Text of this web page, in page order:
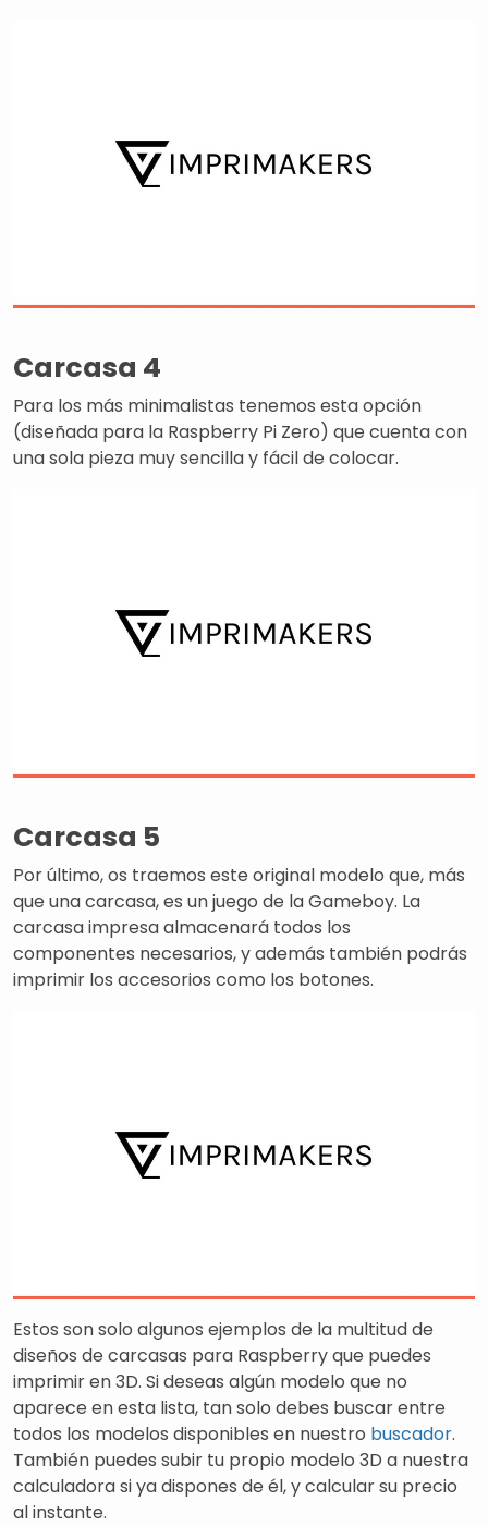
Carcasa 4
Para los más minimalistas tenemos esta opción
(diseñada para la Raspberry Pi Zero) que cuenta con
una sola pieza muy sencilla y fácil de colocar.
Carcasa 5
Por último, os traemos este original modelo que, más
que una carcasa, es un juego de la Gameboy. La
carcasa impresa almacenará todos los
componentes necesarios, y además también podrás
imprimir los accesorios como los botones.
Estos son solo algunos ejemplos de la multitud de
diseños de carcasas para Raspberry que puedes
imprimir en 3D. Si deseas algún modelo que no
aparece en esta lista, tan solo debes buscar entre
todos los modelos disponibles en nuestro buscador.
También puedes subir tu propio modelo 3D a nuestra
calculadora si ya dispones de él, y calcular su precio
al instante.